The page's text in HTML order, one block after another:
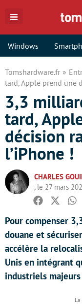
Windows
Tomshardware.fr
tard, Apple prend une
3,3
tard,
décision
l’iPhone !
CHARLES
, le 27 mars
Facebook
Twitter
Pour compenser
douane et
accélère la
Unis en intégrant
industriels